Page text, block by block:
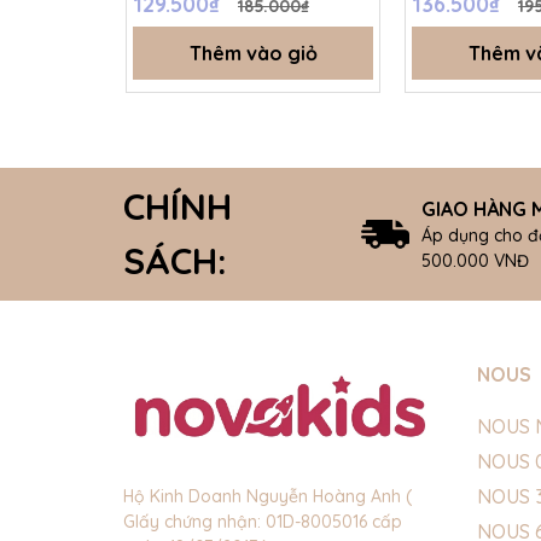
5Y - SS26.T3A185.000₫
Thêm vào giỏ Thêm
CHÍNH
SÁCH:
GIAO HÀNG
Áp dụng cho
500.000 VNĐ
Hộ Kinh Doanh Nguyễn Hoàng Anh (
GIấy chứng nhận: 01D-8005016 cấp
NOUS
NOUS
NOUS
NOUS
NOUS